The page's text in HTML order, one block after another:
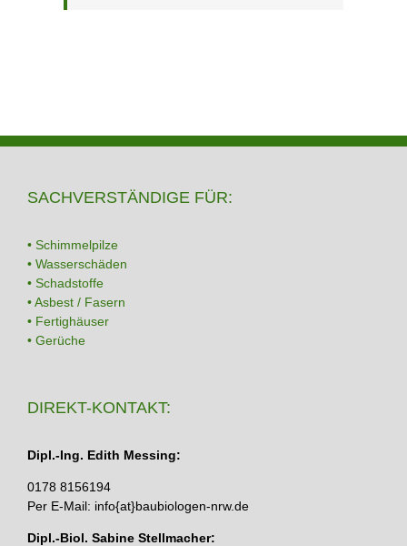
SACHVERSTÄNDIGE FÜR:
• Schimmelpilze
• Wasserschäden
• Schadstoffe
• Asbest / Fasern
• Fertighäuser
• Gerüche
DIREKT-KONTAKT:
Dipl.-Ing. Edith Messing:
0178 8156194
Per E-Mail: info{at}baubiologen-nrw.de
Dipl.-Biol. Sabine Stellmacher: